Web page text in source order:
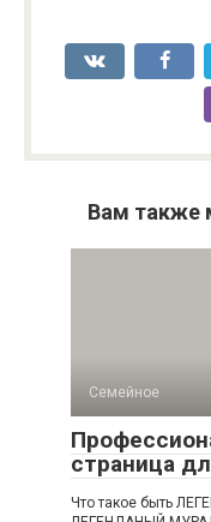
Вам также
Семейное
страница
Что такое быть